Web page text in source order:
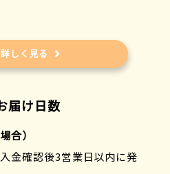
しく見る
届け日数
合）
金確認後3営業日以内に発